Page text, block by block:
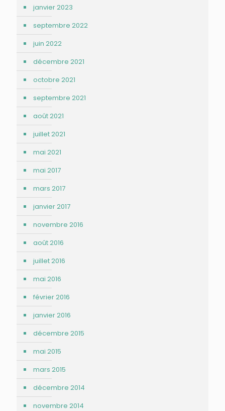
janvier 2023
septembre 2022
juin 2022
décembre 2021
octobre 2021
septembre 2021
août 2021
juillet 2021
mai 2021
mai 2017
mars 2017
janvier 2017
novembre 2016
août 2016
juillet 2016
mai 2016
février 2016
janvier 2016
décembre 2015
mai 2015
mars 2015
décembre 2014
novembre 2014